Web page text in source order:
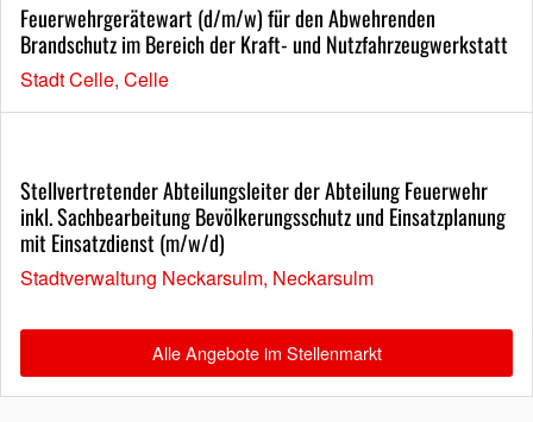
Feuerwehrgerätewart (d/m/w) für den Abwehrenden
Brandschutz im Bereich der Kraft- und Nutzfahrzeugwerkstatt
Stadt Celle, Celle
Stellvertretender Abteilungsleiter der Abteilung Feuerwehr
inkl. Sachbearbeitung Bevölkerungsschutz und Einsatzplanung
mit Einsatzdienst (m/w/d)
Stadtverwaltung Neckarsulm, Neckarsulm
Alle Angebote im Stellenmarkt